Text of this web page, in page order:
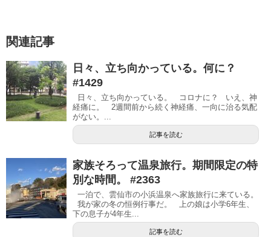
関連記事
日々、立ち向かっている。何に？
#1429
日々、立ち向かっている。 コロナに？ いえ、神
経痛に。 2週間前から続く神経痛、一向に治る気配
がない。...
記事を読む
家族そろって温泉旅行。期間限定の特
別な時間。 #2363
一泊で、雲仙市の小浜温泉へ家族旅行に来ている。
我が家の冬の恒例行事だ。 上の娘は小学6年生、
下の息子が4年生...
記事を読む